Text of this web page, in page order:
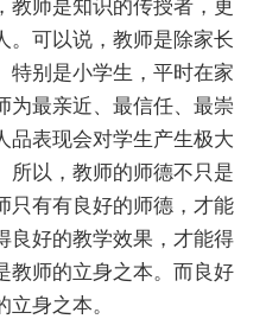
教师是知识的传授者，更
。可以说，教师是除家长
特别是小学生，平时在家
为最亲近、最信任、最崇
品表现会对学生产生极大
所以，教师的师德不只是
只有有良好的师德，才能
良好的教学效果，才能得
教师的立身之本。而良好
身之本。